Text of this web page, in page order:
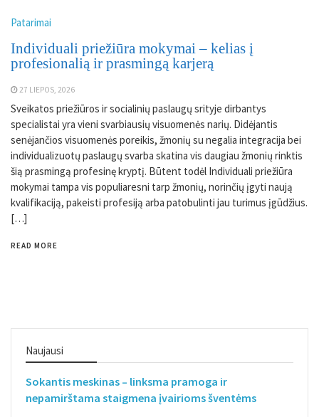
Patarimai
Individuali priežiūra mokymai – kelias į
profesionalią ir prasmingą karjerą
27 LIEPOS, 2026
Sveikatos priežiūros ir socialinių paslaugų srityje dirbantys
specialistai yra vieni svarbiausių visuomenės narių. Didėjantis
senėjančios visuomenės poreikis, žmonių su negalia integracija bei
individualizuotų paslaugų svarba skatina vis daugiau žmonių rinktis
šią prasmingą profesinę kryptį. Būtent todėl Individuali priežiūra
mokymai tampa vis populiaresni tarp žmonių, norinčių įgyti naują
kvalifikaciją, pakeisti profesiją arba patobulinti jau turimus įgūdžius.
[…]
READ MORE
Naujausi
Sokantis meskinas – linksma pramoga ir
nepamirštama staigmena įvairioms šventėms